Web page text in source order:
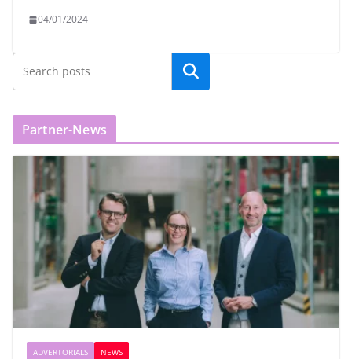
04/01/2024
Partner-News
ADVERTORIALS NEWS